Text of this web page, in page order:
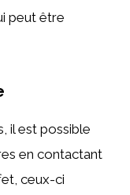
peut être
il est possible
en contactant
ceux-ci